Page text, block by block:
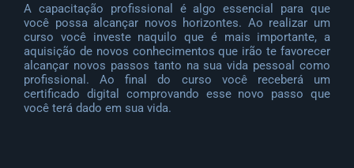
A capacitação profissional é algo essencial para que
você possa alcançar novos horizontes. Ao realizar um
curso você investe naquilo que é mais importante, a
aquisição de novos conhecimentos que irão te favorecer
alcançar novos passos tanto na sua vida pessoal como
profissional. Ao final do curso você receberá um
certificado digital comprovando esse novo passo que
você terá dado em sua vida.